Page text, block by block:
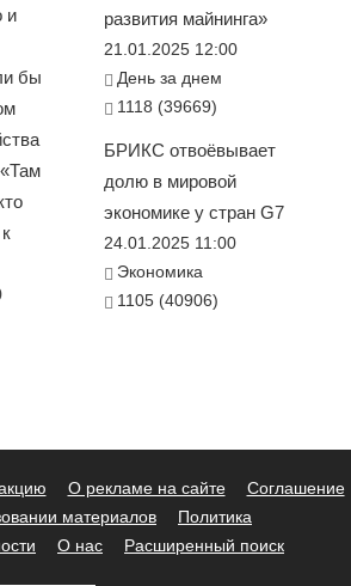
и
бы
развития майнинга»
21.01.2025 12:00
День за днем
1118 (39669)
БРИКС отвоёвывает
долю в мировой
экономике у стран G7
24.01.2025 11:00
Экономика
1105 (40906)
О рекламе на сайте
Соглашение
материалов
Политика
О нас Расширенный поиск